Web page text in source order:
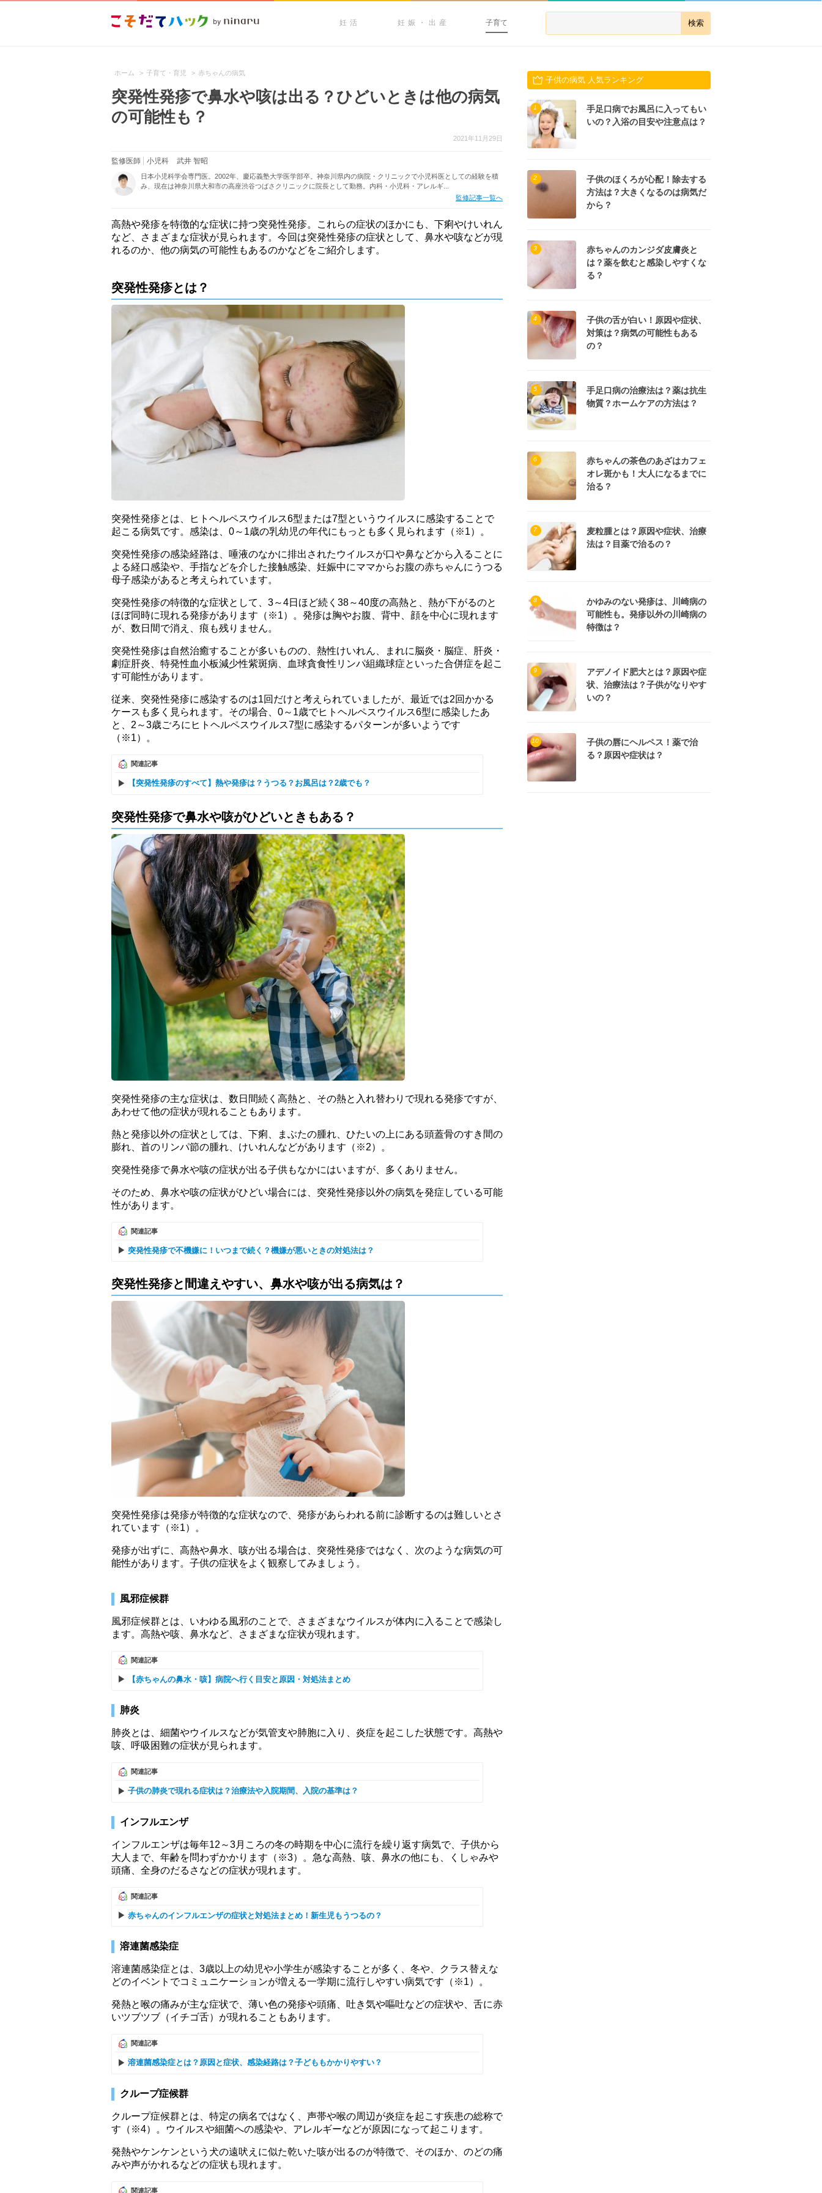
妊活 妊娠・出産 子育て
ホーム > 子育て・育児 > 赤ちゃんの病気
突発性発疹で鼻水や咳は出る？ひどいときは他の病気
の可能性も？
2021年11月29日
監修医師 小児科 武井 智昭
日本小児科学会専門医。2002年、慶応義塾大学医学部卒。神奈川県内の病院・クリニックで小児科医としての経験を積
み、現在は神奈川県大和市の高座渋谷つばさクリニックに院長として勤務。内科・小児科・アレルギ...
監修記事一覧へ
高熱や発疹を特徴的な症状に持つ突発性発疹。これらの症状のほかにも、下痢やけいれん
など、さまざまな症状が見られます。今回は突発性発疹の症状として、鼻水や咳などが現
れるのか、他の病気の可能性もあるのかなどをご紹介します。
突発性発疹とは？
突発性発疹とは、ヒトヘルペスウイルス6型または7型というウイルスに感染することで
起こる病気です。感染は、0～1歳の乳幼児の年代にもっとも多く見られます（※1）。
突発性発疹の感染経路は、唾液のなかに排出されたウイルスが口や鼻などから入ることに
よる経口感染や、手指などを介した接触感染、妊娠中にママからお腹の赤ちゃんにうつる
母子感染があると考えられています。
突発性発疹の特徴的な症状として、3～4日ほど続く38～40度の高熱と、熱が下がるのと
ほぼ同時に現れる発疹があります（※1）。発疹は胸やお腹、背中、顔を中心に現れます
が、数日間で消え、痕も残りません。
突発性発疹は自然治癒することが多いものの、熱性けいれん、まれに脳炎・脳症、肝炎・
劇症肝炎、特発性血小板減少性紫斑病、血球貪食性リンパ組織球症といった合併症を起こ
す可能性があります。
従来、突発性発疹に感染するのは1回だけと考えられていましたが、最近では2回かかる
ケースも多く見られます。その場合、0～1歳でヒトヘルペスウイルス6型に感染したあ
と、2～3歳ごろにヒトヘルペスウイルス7型に感染するパターンが多いようです
（※1）。
関連記事
【突発性発疹のすべて】熱や発疹は？うつる？お風呂は？2歳でも？
突発性発疹で鼻水や咳がひどいときもある？
突発性発疹の主な症状は、数日間続く高熱と、その熱と入れ替わりで現れる発疹ですが、
あわせて他の症状が現れることもあります。
熱と発疹以外の症状としては、下痢、まぶたの腫れ、ひたいの上にある頭蓋骨のすき間の
膨れ、首のリンパ節の腫れ、けいれんなどがあります（※2）。
突発性発疹で鼻水や咳の症状が出る子供もなかにはいますが、多くありません。
そのため、鼻水や咳の症状がひどい場合には、突発性発疹以外の病気を発症している可能
性があります。
関連記事
突発性発疹で不機嫌に！いつまで続く？機嫌が悪いときの対処法は？
突発性発疹と間違えやすい、鼻水や咳が出る病気は？
突発性発疹は発疹が特徴的な症状なので、発疹があらわれる前に診断するのは難しいとさ
れています（※1）。
発疹が出ずに、高熱や鼻水、咳が出る場合は、突発性発疹ではなく、次のような病気の可
能性があります。子供の症状をよく観察してみましょう。
風邪症候群
風邪症候群とは、いわゆる風邪のことで、さまざまなウイルスが体内に入ることで感染し
ます。高熱や咳、鼻水など、さまざまな症状が現れます。
関連記事
【赤ちゃんの鼻水・咳】病院へ行く目安と原因・対処法まとめ
肺炎
肺炎とは、細菌やウイルスなどが気管支や肺胞に入り、炎症を起こした状態です。高熱や
咳、呼吸困難の症状が見られます。
関連記事
子供の肺炎で現れる症状は？治療法や入院期間、入院の基準は？
インフルエンザ
インフルエンザは毎年12～3月ころの冬の時期を中心に流行を繰り返す病気で、子供から
大人まで、年齢を問わずかかります（※3）。急な高熱、咳、鼻水の他にも、くしゃみや
頭痛、全身のだるさなどの症状が現れます。
関連記事
赤ちゃんのインフルエンザの症状と対処法まとめ！新生児もうつるの？
溶連菌感染症
溶連菌感染症とは、3歳以上の幼児や小学生が感染することが多く、冬や、クラス替えな
どのイベントでコミュニケーションが増える一学期に流行しやすい病気です（※1）。
発熱と喉の痛みが主な症状で、薄い色の発疹や頭痛、吐き気や嘔吐などの症状や、舌に赤
いツブツブ（イチゴ舌）が現れることもあります。
関連記事
溶連菌感染症とは？原因と症状、感染経路は？子どももかかりやすい？
クループ症候群
クループ症候群とは、特定の病名ではなく、声帯や喉の周辺が炎症を起こす疾患の総称で
す（※4）。ウイルスや細菌への感染や、アレルギーなどが原因になって起こります。
発熱やケンケンという犬の遠吠えに似た乾いた咳が出るのが特徴で、そのほか、のどの痛
みや声がかれるなどの症状も現れます。
関連記事
子供の病気 人気ランキング
1
手足口病でお風呂に入ってもい
いの？入浴の目安や注意点は？
2
子供のほくろが心配！除去する
方法は？大きくなるのは病気だ
から？
3
赤ちゃんのカンジダ皮膚炎と
は？薬を飲むと感染しやすくな
る？
4
子供の舌が白い！原因や症状、
対策は？病気の可能性もある
の？
5
手足口病の治療法は？薬は抗生
物質？ホームケアの方法は？
6
赤ちゃんの茶色のあざはカフェ
オレ斑かも！大人になるまでに
治る？
7
麦粒腫とは？原因や症状、治療
法は？目薬で治るの？
8
かゆみのない発疹は、川崎病の
可能性も。発疹以外の川崎病の
特徴は？
9
アデノイド肥大とは？原因や症
状、治療法は？子供がなりやす
いの？
10
子供の唇にヘルペス！薬で治
る？原因や症状は？